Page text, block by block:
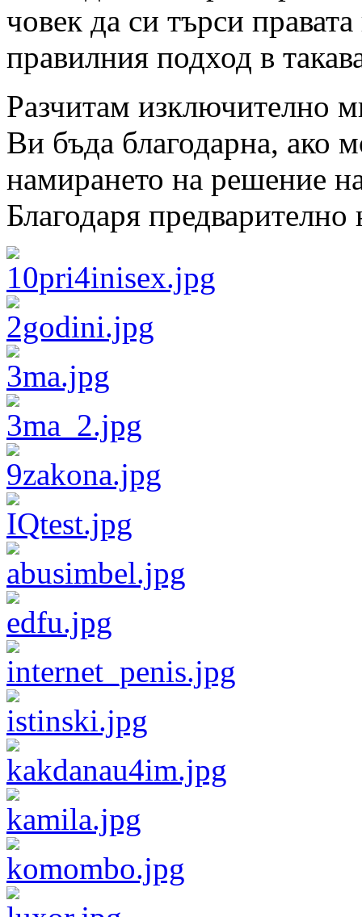
човек да си търси
правилния подход в
Разчитам изключително
Ви бъда благодарна, ако
намирането на решение
Благодаря